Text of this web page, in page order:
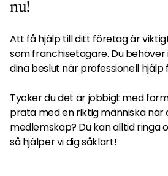
nu!
Att få hjälp till ditt företag är
som franchisetagare. Du
dina beslut när professionell hjälp
Tycker du det är jobbigt med
prata med en riktig människa när
medlemskap? Du kan alltid ringa
så hjälper vi dig såklart!